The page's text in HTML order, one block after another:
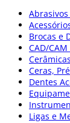
Brocas e
CAD/
Ceras,
Dentes
Ligas e